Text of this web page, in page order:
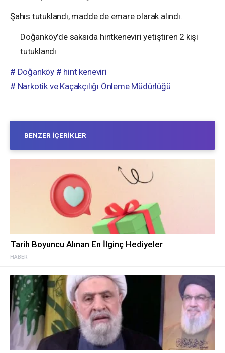
Şahıs tutuklandı, madde de emare olarak alındı.
Doğanköy’de saksıda hintkeneviri yetiştiren 2 kişi
tutuklandı
# Doğanköy # hint keneviri
# Narkotik ve Kaçakçılığı Önleme Müdürlüğü
BENZER İÇERIKLER
HABER
Tarih Boyuncu Alınan En İlginç Hediyeler